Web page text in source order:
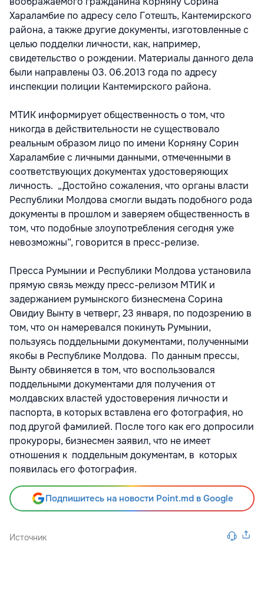
Хараламбие по адресу село Готешть, Кантемирского
района, а также другие документы, изготовленные с
целью подделки личности, как, например,
свидетельство о рождении. Материалы данного дела
были направлены 03. 06.2013 года по адресу
инспекции полиции Кантемирского района.
МТИК информирует общественность о том, что
никогда в действительности не существовало
реальным образом лицо по имени Корняну Сорин
Хараламбие с личными данными, отмеченными в
соответствующих документах удостоверяющих
личность. „Достойно сожаления, что органы власти
Республики Молдова смогли выдать подобного рода
документы в прошлом и заверяем общественность в
том, что подобные злоупотребления сегодня уже
невозможны”, говорится в пресс-релизе.
Пресса Румынии и Республики Молдова установила
прямую связь между пресс-релизом МТИК и
задержанием румынского бизнесмена Сорина
Овидиу Вынту в четверг, 23 января, по подозрению в
том, что он намеревался покинуть Румынии,
пользуясь поддельными документами, полученными
якобы в Республике Молдова. По данным прессы,
Вынту обвиняется в том, что воспользовался
поддельными документами для получения от
молдавских властей удостоверения личности и
паспорта, в которых вставлена его фотография, но
под другой фамилией. После того как его допросили
прокуроры, бизнесмен заявил, что не имеет
отношения к поддельным документам, в которых
появилась его фотография.
Подпишитесь на новости Point.md в Google
Источник